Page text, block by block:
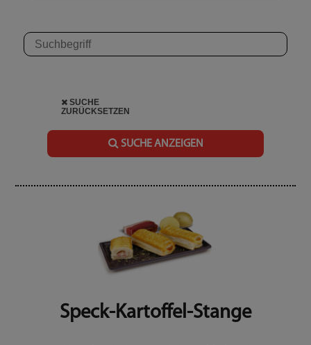
SUCHE
ZURÜCKSETZEN
SUCHE ANZEIGEN
Speck-Kartoffel-Stange